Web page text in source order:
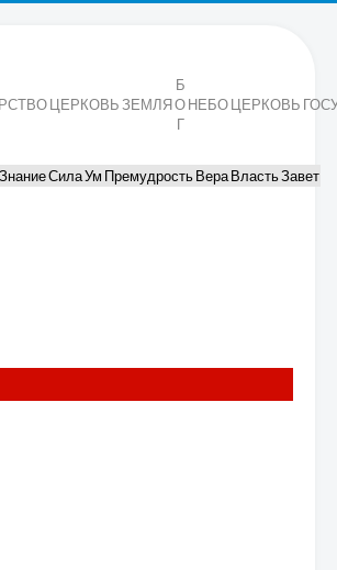
ЦЕРКОВЬЗЕМЛЯ
Б
О
Г
НЕБОЦЕРКОВЬ
ЗнаниеСилаУм ПремудростьВераВластьЗавет